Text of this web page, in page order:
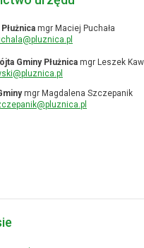
mgr Maciej Puchała
Gminy Płużnica mgr Leszek
mgr Magdalena Szczepanik